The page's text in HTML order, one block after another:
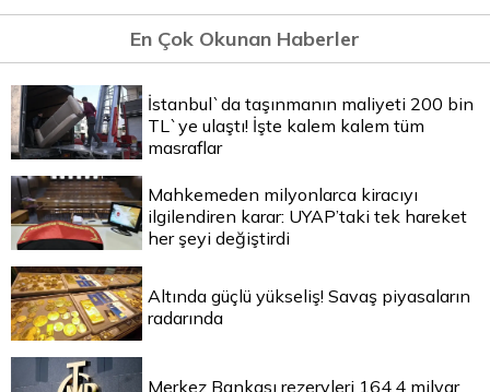
En Çok Okunan Haberler
İstanbul`da taşınmanın maliyeti 200 bin
TL`ye ulaştı! İşte kalem kalem tüm
masraflar
Mahkemeden milyonlarca kiracıyı
ilgilendiren karar: UYAP’taki tek hareket
her şeyi değiştirdi
Altında güçlü yükseliş! Savaş piyasaların
radarında
Merkez Bankası rezervleri 164,4 milyar